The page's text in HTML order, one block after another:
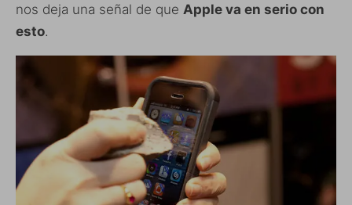
nos deja una señal de que Apple va en serio con
esto.